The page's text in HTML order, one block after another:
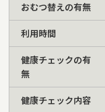
おむつ替えの有無
利用時間
健康チェックの有
無
健康チェック内容